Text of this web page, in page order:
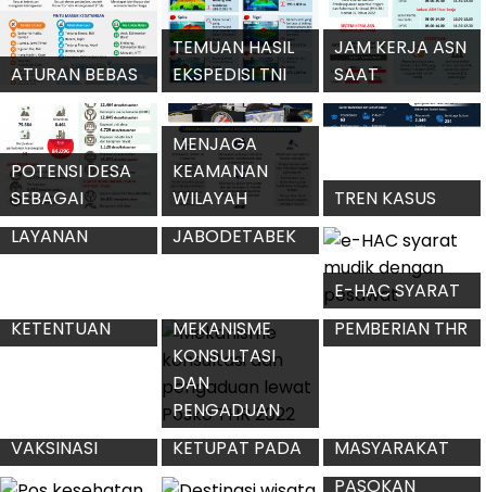
VOA KHUSUS
WISATA BAGI 23
NEGARA
JELANG
RAMADAN
SYARAT
PERJALANAN
DALAM NEGERI
SIJEJAK, FITUR
PELACAKAN
KONTAK ERAT
DALAM
PEDULILINDUNGI
TANK HARIMAU
BUATAN
INDONESIA-
TURKI SELESAI
DIPRODUKSI
PELONGGARAN
PPKM DI JAWA
ATURAN BEBAS
TEMUAN HASIL
EKSPEDISI TNI
JAM KERJA ASN
SAAT
RAMADHAN
2022
POTENSI DESA
EKONOMI
MENJAGA
KEAMANAN
WILAYAH
PERAIRAN
INDONESIA
SIBER 2021
PROKES
PENGGUNA KRL
E-HAC SYARAT